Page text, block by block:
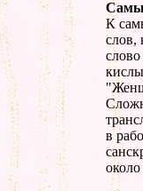
К
слов,
в